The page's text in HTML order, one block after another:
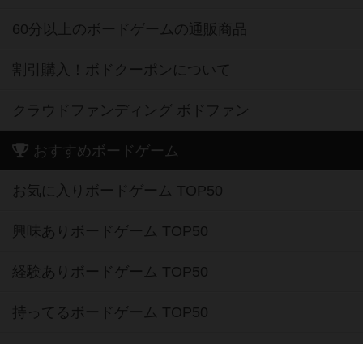
60分以上のボードゲームの通販商品
割引購入！ボドクーポンについて
クラウドファンディング ボドファン
おすすめボードゲーム
お気に入りボードゲーム TOP50
興味ありボードゲーム TOP50
経験ありボードゲーム TOP50
持ってるボードゲーム TOP50